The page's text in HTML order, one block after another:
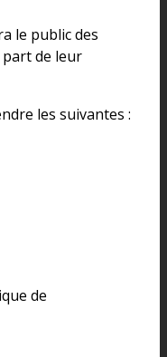
le public des
de leur
les suivantes :
de